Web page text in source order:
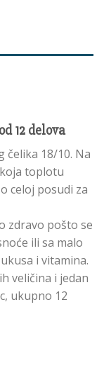
12 delova
čelika 18/10. Na
toplotu
celoj posudi za
zdravo pošto se
ili sa malo
i vitamina.
veličina i jedan
ukupno 12